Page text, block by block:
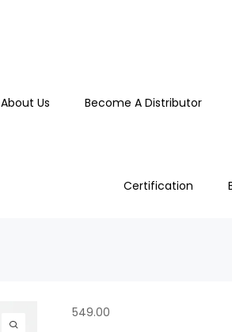
About Us Become A Distributor
Certification
549.00